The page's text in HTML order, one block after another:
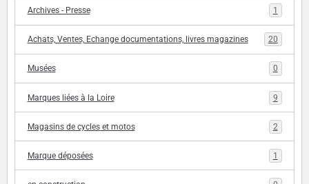
Archives - Presse 1
Achats, Ventes, Echange documentations, livres magazines 20
Musées 0
Marques liées à la Loire 9
Magasins de cycles et motos 2
Marque déposées 1